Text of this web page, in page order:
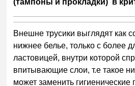
(тампоны и прокладки) в
Внешне трусики выглядят как
нижнее белье, только с более
ластовицей, внутри которой
впитывающие слои, т.е такое
может заменить гигиенические